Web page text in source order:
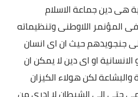
هى دين جماعة الاسلام
المؤنمر اللاوطنى وتنظيماته
الى جنجويدهم حيث ان اى انسان
او اى دين لا يمكن ان
لكن هولاء الكيزان